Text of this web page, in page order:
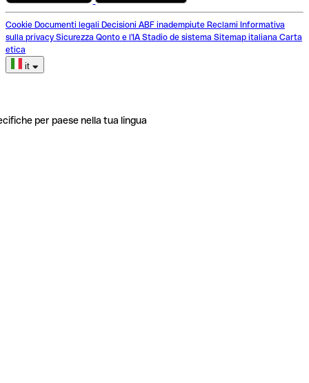
Cookie Documenti legali Decisioni ABF inadempiute Reclami Informativa
sulla privacy Sicurezza Qonto e l'IA Stadio de sistema Sitemap italiana Carta
etica
it
per paese nella tua lingua